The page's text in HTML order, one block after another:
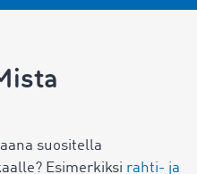
suositella
Esimerkiksi rahti- ja